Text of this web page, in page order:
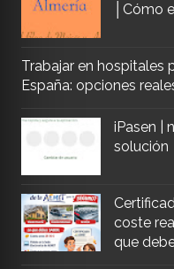
│Cómo
Trabajar en hospitales
España: opciones
iPasen |
solución
coste
que